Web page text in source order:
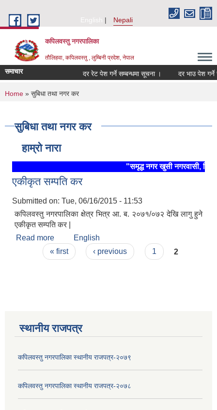
English
Nepali
कपिलवस्तु नगरपालिका
तौलिहवा, कपिलवस्तु , लुम्बिनी प्रदेश, नेपाल
समाचार दर रेट पेश गर्ने सम्बन्धमा सूचना । दर भाउ पेश गर्ने
You are here
Home » सुबिधा तथा नगर कर
सुबिधा तथा नगर कर
हाम्रो नारा
"समृद्ध नगर खुसी नगरवासी, स्थिर
एकीकृत सम्पति कर
Submitted on: Tue, 06/16/2015 - 11:53
कपिलवस्तु नगरपालिका क्षेत्र भित्र आ. ब. २०७१/०७२ देखि लागु हुने
एकीकृत सम्पति कर |
Read more about एकीकृत सम्पति कर
English
Pages« first ‹ previous 1 2
स्थानीय राजपत्र
कपिलवस्तु नगरपालिका स्थानीय राजपत्र-२०७९
कपिलवस्तु नगरपालिका स्थानीय राजपत्र-२०७८